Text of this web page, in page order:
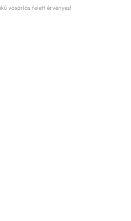
vásárlás felett érvényes!